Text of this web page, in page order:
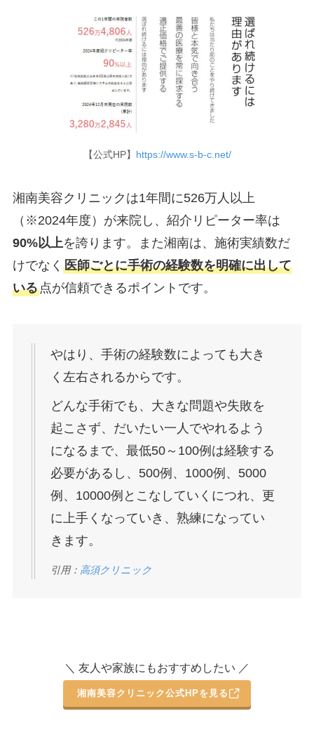
【公式HP】 https://www.s-b-c.net/
湘南美容クリニックは1年間に526万人以上
（※2024年度）が来院し、紹介リピーター率は
90%以上を誇ります。また湘南は、施術実績数だ
けでなく 医師ごとに手術の経験数を明確に出して
いる点が信頼できるポイントです。
やはり、手術の経験数によっても大き
く左右されるからです。
どんな手術でも、大きな問題や失敗を
起こさず、だいたい一人でやれるよう
になるまで、最低50～100例は経験する
必要があるし、500例、1000例、5000
例、10000例とこなしていくにつれ、更
に上手くなっていき、熟練になってい
きます。
引用： 高須クリニック
＼ 友人や家族にもおすすめしたい ／
湘南美容クリニック公式HPを見る